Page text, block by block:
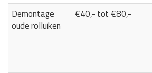
Demontage
oude rolluiken
€40,- tot €80,-